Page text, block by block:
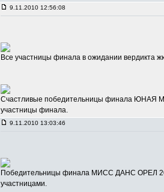
9.11.2010 12:56:08
Все участницы финала в ожидании вердикта
Счастливые победительницы финала ЮНАЯ
участницы финала.
9.11.2010 13:03:46
Победительницы финала МИСС ДАНС ОРЕЛ
участницами.